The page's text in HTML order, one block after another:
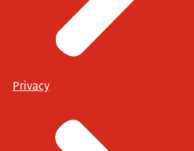
Privacy